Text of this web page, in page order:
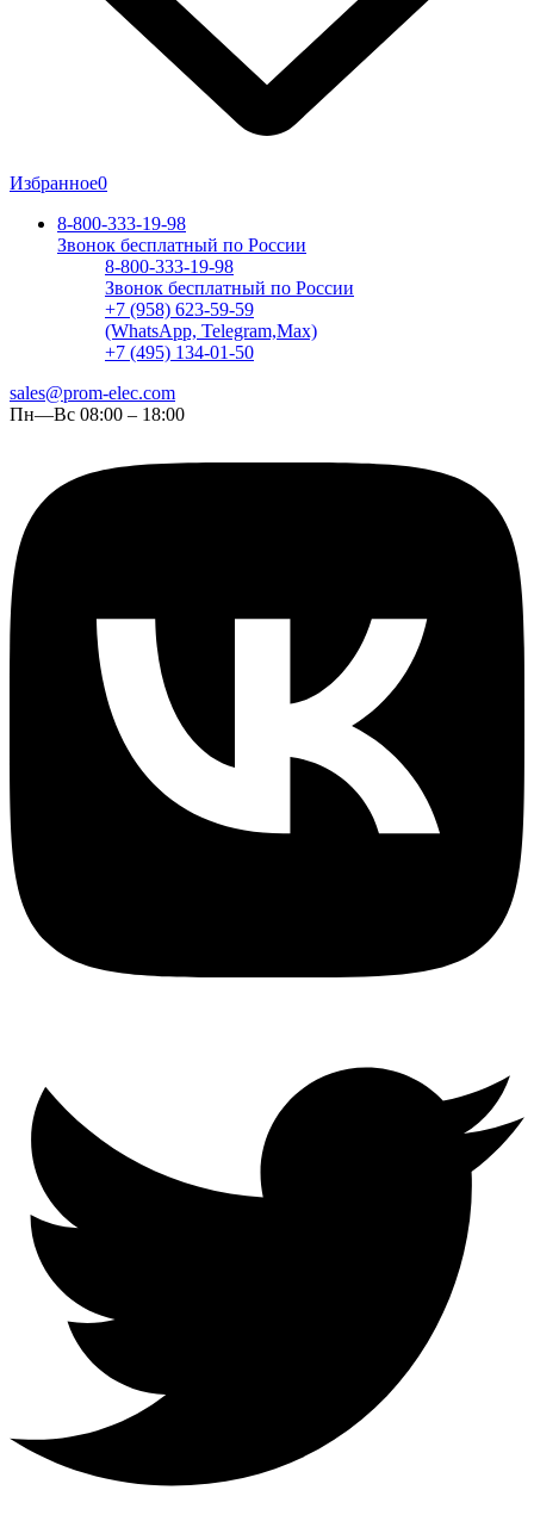
Избранное0
8-800-333-19-98
Звонок бесплатный по России
8-800-333-19-98
Звонок бесплатный по России
+7 (958) 623-59-59
(WhatsApp, Telegram,Max)
+7 (495) 134-01-50
sales@prom-elec.com
Пн—Вс 08:00 – 18:00